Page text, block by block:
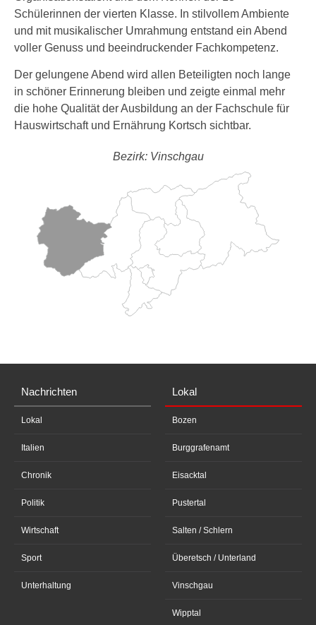
Schülerinnen der vierten Klasse. In stilvollem Ambiente
und mit musikalischer Umrahmung entstand ein Abend
voller Genuss und beeindruckender Fachkompetenz.
Der gelungene Abend wird allen Beteiligten noch lange
in schöner Erinnerung bleiben und zeigte einmal mehr
die hohe Qualität der Ausbildung an der Fachschule für
Hauswirtschaft und Ernährung Kortsch sichtbar.
Bezirk: Vinschgau
Nachrichten
Lokal
Italien
Chronik
Politik
Wirtschaft
Sport
Unterhaltung
Lokal
Bozen
Burggrafenamt
Eisacktal
Pustertal
Salten / Schlern
Überetsch / Unterland
Vinschgau
Wipptal